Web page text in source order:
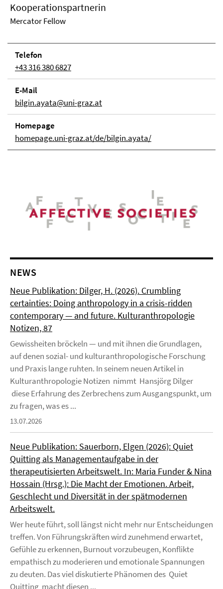
Kooperationspartnerin
Mercator Fellow
Telefon
+43 316 380 6827
E-Mail
bilgin.ayata@uni-graz.at
Homepage
homepage.uni-graz.at/de/bilgin.ayata/
NEWS
Neue Publikation: Dilger, H. (2026). Crumbling
certainties: Doing anthropology in a crisis-ridden
contemporary — and future. Kulturanthropologie
Notizen, 87
Gewissheiten bröckeln — und mit ihnen die Grundlagen,
auf denen sozial- und kulturanthropologische Forschung
und Praxis lange ruhten. In seinem neuen Artikel in
Kulturanthropologie Notizen nimmt Hansjörg Dilger
diese Erfahrung des Zerbrechens zum Ausgangspunkt, um
zu fragen, was es ...
13.07.2026
Neue Publikation: Sauerborn, Elgen (2026): Quiet
Quitting als Managementaufgabe in der
therapeutisierten Arbeitswelt. In: Maria Funder & Nina
Hossain (Hrsg.): Die Macht der Emotionen. Arbeit,
Geschlecht und Diversität in der spätmodernen
Arbeitswelt.
Wer heute führt, soll längst nicht mehr nur Entscheidungen
treffen. Von Führungskräften wird zunehmend erwartet,
Gefühle zu erkennen, Burnout vorzubeugen, Konflikte
empathisch zu moderieren und emotionale Spannungen
zu deuten. Das viel diskutierte Phänomen des Quiet
Quitting macht diesen ...